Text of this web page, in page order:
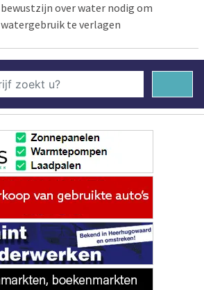
bewustzijn over water nodig om
watergebruik te verlagen